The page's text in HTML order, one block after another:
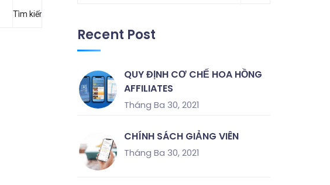
Recent Post
QUY ĐỊNH CƠ CHẾ HOA HỒNG
AFFILIATES
Tháng Ba 30, 2021
CHÍNH SÁCH GIẢNG VIÊN
Tháng Ba 30, 2021